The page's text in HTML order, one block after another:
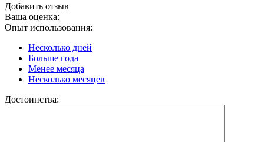
Добавить отзыв
Ваша оценка:
Опыт использования:
Несколько дней
Больше года
Менее месяца
Несколько месяцев
Достоинства: